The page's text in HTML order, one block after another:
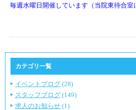
毎週水曜日開催しています（当院東待合室
カテゴリ一覧
イベントブログ (28)
スタッフブログ (149)
求人のお知らせ (1)